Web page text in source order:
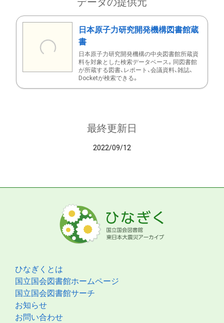
日本原子力研究開発機構図書館蔵
書
日本原子力研究開発機構の中央図書館所蔵資
料を対象とした検索データベース。同図書館
が所蔵する図書、レポート、会議資料、雑誌、
Docketが検索できる。
最終更新日
2022/09/12
ひなぎくとは
国立国会図書館ホームページ
国立国会図書館サーチ
お知らせ
お問い合わせ